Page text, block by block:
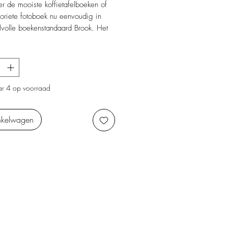
de mooiste koffietafelboeken of
fotoboek nu eenvoudig in
boekenstandaard Brook. Het
en heeft een eenvoudig design.
podium voor echte sfeermakers
4 op voorraad